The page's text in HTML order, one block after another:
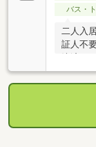
バス・
二人入
証人不